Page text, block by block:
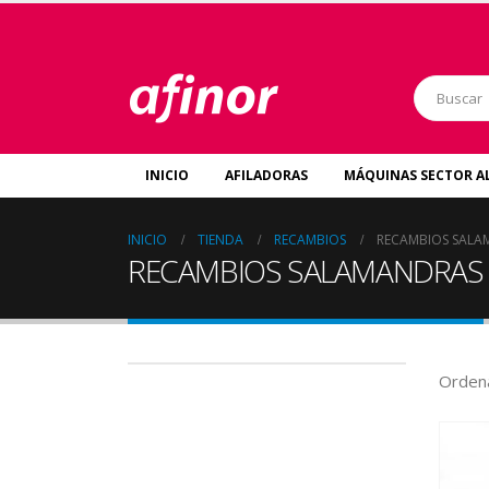
INICIO AFILADORAS MÁQUINAS SECTOR
INICIO TIENDA RECAMBIOS RECAMBIOS
RECAMBIOS SALAMANDRAS